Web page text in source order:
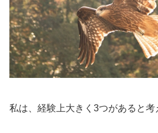
私は、経験上大きく3つがあると考